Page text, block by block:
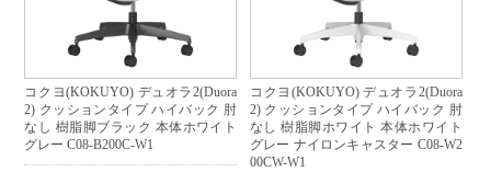
コクヨ(KOKUYO) デュオラ2(Duora
2) クッションタイプ ハイバック 肘
なし 樹脂脚ブラック 本体ホワイト
グレー C08-B200C-W1
コクヨ(KOKUYO) デュオラ2(Duora
2) クッションタイプ ハイバック 肘
なし 樹脂脚ホワイト 本体ホワイト
グレー ナイロンキャスター C08-W2
00CW-W1